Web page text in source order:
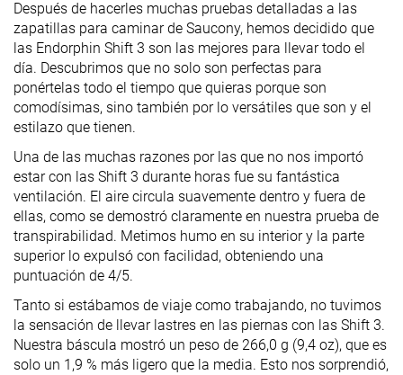
Después de hacerles muchas pruebas detalladas a las
zapatillas para caminar de Saucony, hemos decidido que
las Endorphin Shift 3 son las mejores para llevar todo el
día. Descubrimos que no solo son perfectas para
ponértelas todo el tiempo que quieras porque son
comodísimas, sino también por lo versátiles que son y el
estilazo que tienen.
Una de las muchas razones por las que no nos importó
estar con las Shift 3 durante horas fue su fantástica
ventilación. El aire circula suavemente dentro y fuera de
ellas, como se demostró claramente en nuestra prueba de
transpirabilidad. Metimos humo en su interior y la parte
superior lo expulsó con facilidad, obteniendo una
puntuación de 4/5.
Tanto si estábamos de viaje como trabajando, no tuvimos
la sensación de llevar lastres en las piernas con las Shift 3.
Nuestra báscula mostró un peso de 266,0 g (9,4 oz), que es
solo un 1,9 % más ligero que la media. Esto nos sorprendió,